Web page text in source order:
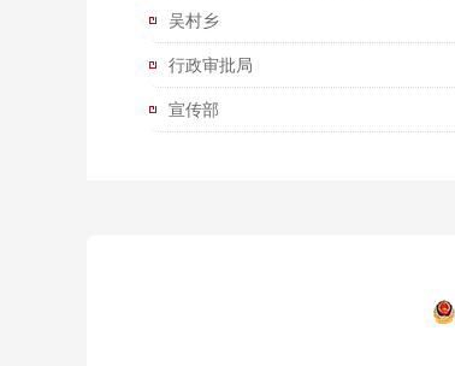
吴村乡
行政审批局
宣传部